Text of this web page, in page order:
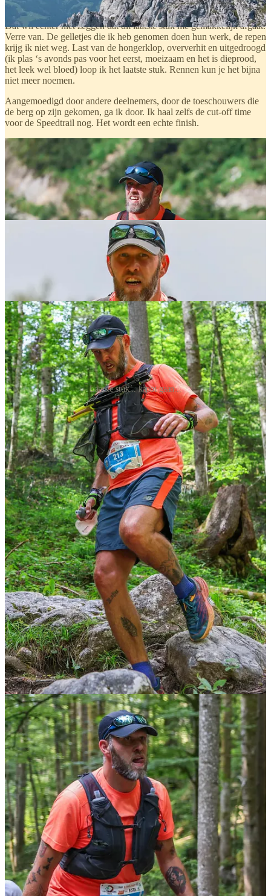
Dat trauma is afgewend. Hoezee!
Dat wil echter niet zeggen dat dit laatste stuk me gemakkelijk afgaat.
Verre van. De gelletjes die ik heb genomen doen hun werk, de repen
krijg ik niet weg. Last van de hongerklop, oververhit en uitgedroogd
(ik plas ‘s avonds pas voor het eerst, moeizaam en het is dieprood,
het leek wel bloed) loop ik het laatste stuk. Rennen kun je het bijna
niet meer noemen.
Aangemoedigd door andere deelnemers, door de toeschouwers die
de berg op zijn gekomen, ga ik door. Ik haal zelfs de cut-off time
voor de Speedtrail nog. Het wordt een echte finish.
Laatste stuk... kapot gaan...
Doelen & verwachtingen
Doel 1: Uitlopen. Dat was mijn primaire doel.
“Gewoon” de race uitlopen, no matter what,
binnen de cut-off time van 6 uur.
Doel 2: stel nou dat het lekker gaat… dan wil ik
‘m uitlopen in 5 uur. Of eigenlijk in 4:59:59.
Doel 3: stel nou dat je opeens De Verrassing van
de dag blijkt…Leuk gedacht.
Er deden 275 atleten mee aan de Skyrace.
Daarvan zijn er 124 gefinisht.
En slechts 79 daarvan zijn ook daadwerkelijk binnen de cut-off time
gefinisht.
Dat kun je met recht een slagveld noemen.
De deelnemers die onderweg van Skyrace naar Speedtrail zijn
geswitcht, zoals ik, zijn in deze telling niet meegenomen. De
uiteindelijke resultaten van die deelnemers worden afzonderlijk
gepubliceerd, maar die waren ten tijde van dit schrijven nog niet
verwerkt.
Wat werkte, wat moet beter en wat moet ik nog uitzoeken? Nou, het
lijf heeft het an sich goed gehouden. Geen pijntjes, geen kramp,
twee valpartijen “overleefd”, dus dat was het probleem niet. Sterkte:
goedgekeurd. Lopen in die hitte… ik denk dat dat de nekslag gaf
voor mijn resultaat. De overall fitheid die niet bestand was tegen
deze temperatuur. En ik had te weinig gegeten, wat ik merkte op het
laatste stuk.
The day after was goed. Wat pijntjes, wat stram in het lijf en één
grote geklapte blaar op mijn rechter grote teen, maar dat was het. We
hebben een korte wandeling rondom de Hintersteinersee gelopen,
een kilometer of 5. Daarna zijn we bij mijn grote Roparun-vriendin
Lisanne in haar
biergartenbier gaan drinken. En de dag daarna
hebben we nog een lange hike gelopen en ook dat ging goed. Het
lijf is dus echt fit, dat is fijn om te merken.
Concluderend kan ik stellen dat ik vooral last heb gehad van de hitte
en niet goed ben omgegaan met mijn energiebehoefte.